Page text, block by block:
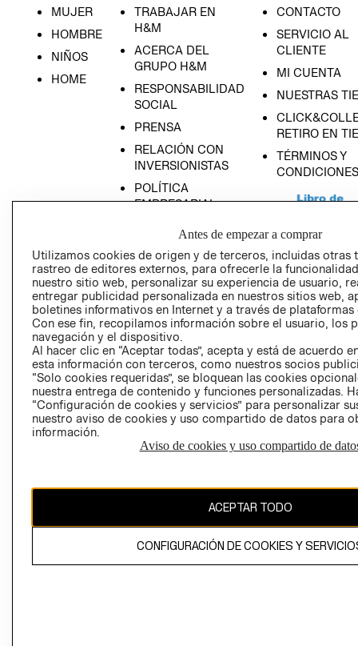
MUJER
HOMBRE
NIÑOS
HOME
TRABAJAR EN
H&M
ACERCA DEL
GRUPO H&M
RESPONSABILIDAD
SOCIAL
PRENSA
RELACIÓN CON
INVERSIONISTAS
POLÍTICA
EMPRESARIAL
CONTACTO
SERVICIO AL
CLIENTE
MI CUENTA
NUESTRAS
RETIRO EN
TÉRMINOS Y
CONDICIONES
AVISO DE
PRIVACIDAD
GIFT CARD
El contenido de esta página web está protegido por copyright y es
propiedad de H&M Hennes & Mauritz AB
Antes de empezar a comprar
Utilizamos cookies de origen y de terceros, incluidas otras
rastreo de editores externos, para ofrecerle la
nuestro sitio web, personalizar su experiencia de usuario,
entregar publicidad personalizada en nuestros sitios web,
boletines informativos en Internet y a través de plataformas
Con ese fin, recopilamos información sobre el usuario, los
navegación y el dispositivo.
Al hacer clic en “Aceptar todas”, acepta y está de acuerdo
esta información con terceros, como nuestros socios
“Solo cookies requeridas”, se bloquean las cookies
nuestra entrega de contenido y funciones personalizadas.
“Configuración de cookies y servicios” para personalizar
nuestro aviso de cookies y uso compartido de datos para
información.
Aviso de cookies y uso compartido de
ACEPTAR TODO
CONFIGURACIÓN DE COOKIES Y